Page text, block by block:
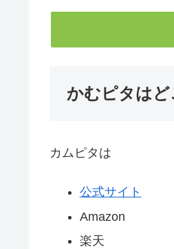
かむピタはど
カムピタは
公式サイト
Amazon
楽天